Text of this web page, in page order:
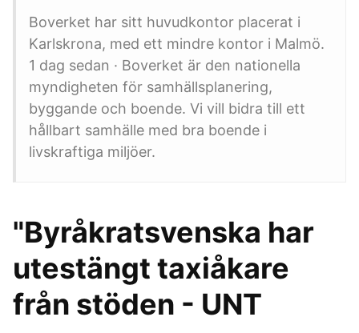
Boverket har sitt huvudkontor placerat i
Karlskrona, med ett mindre kontor i Malmö.
1 dag sedan · Boverket är den nationella
myndigheten för samhällsplanering,
byggande och boende. Vi vill bidra till ett
hållbart samhälle med bra boende i
livskraftiga miljöer.
"Byråkratsvenska har
utestängt taxiåkare
från stöden - UNT